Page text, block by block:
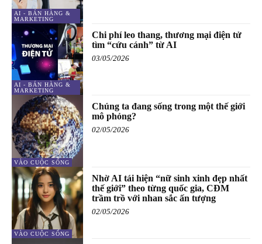
AI - BÁN HÀNG &
MARKETING
AI - BÁN HÀNG &
MARKETING
Chi phí leo thang, thương mại điện tử
tìm “cứu cánh” từ AI
03/05/2026
VÀO CUỘC SỐNG
Chúng ta đang sống trong một thế giới
mô phỏng?
02/05/2026
VÀO CUỘC SỐNG
Nhờ AI tái hiện “nữ sinh xinh đẹp nhất
thế giới” theo từng quốc gia, CĐM
trầm trồ với nhan sắc ấn tượng
02/05/2026